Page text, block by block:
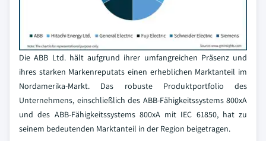
Die ABB Ltd. hält aufgrund ihrer umfangreichen Präsenz und
ihres starken Markenreputats einen erheblichen Marktanteil im
Nordamerika-Markt. Das robuste Produktportfolio des
Unternehmens, einschließlich des ABB-Fähigkeitssystems 800xA
und des ABB-Fähigkeitssystems 800xA mit IEC 61850, hat zu
seinem bedeutenden Marktanteil in der Region beigetragen.